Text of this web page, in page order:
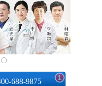
688-9875 1